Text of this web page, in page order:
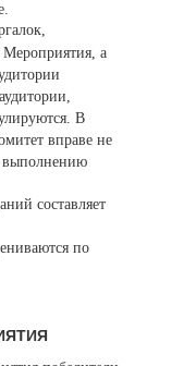
Мероприятия, а
В
вправе не
выполнению
составляет
по